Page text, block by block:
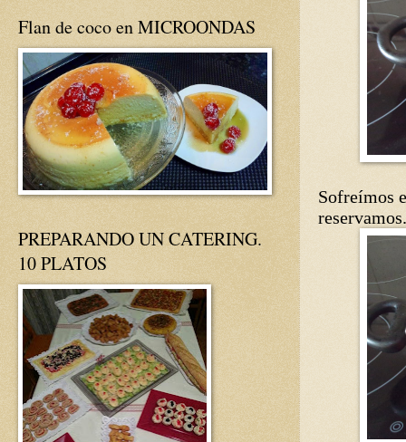
Sofreímos
reservamos.
Flan de coco en MICROONDAS
PREPARANDO UN CATERING.
10 PLATOS